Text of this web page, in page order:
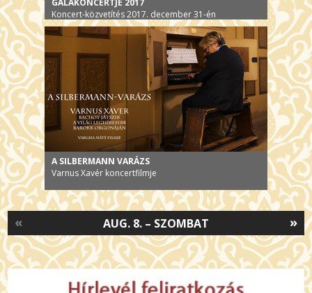
GÁLAKONCERTJE 2017
Koncert-közvetítés 2017. december 31-én
A SILBERMANN VARÁZS
Varnus Xavér koncertfilmje
»
AUG. 8. – SZOMBAT
«